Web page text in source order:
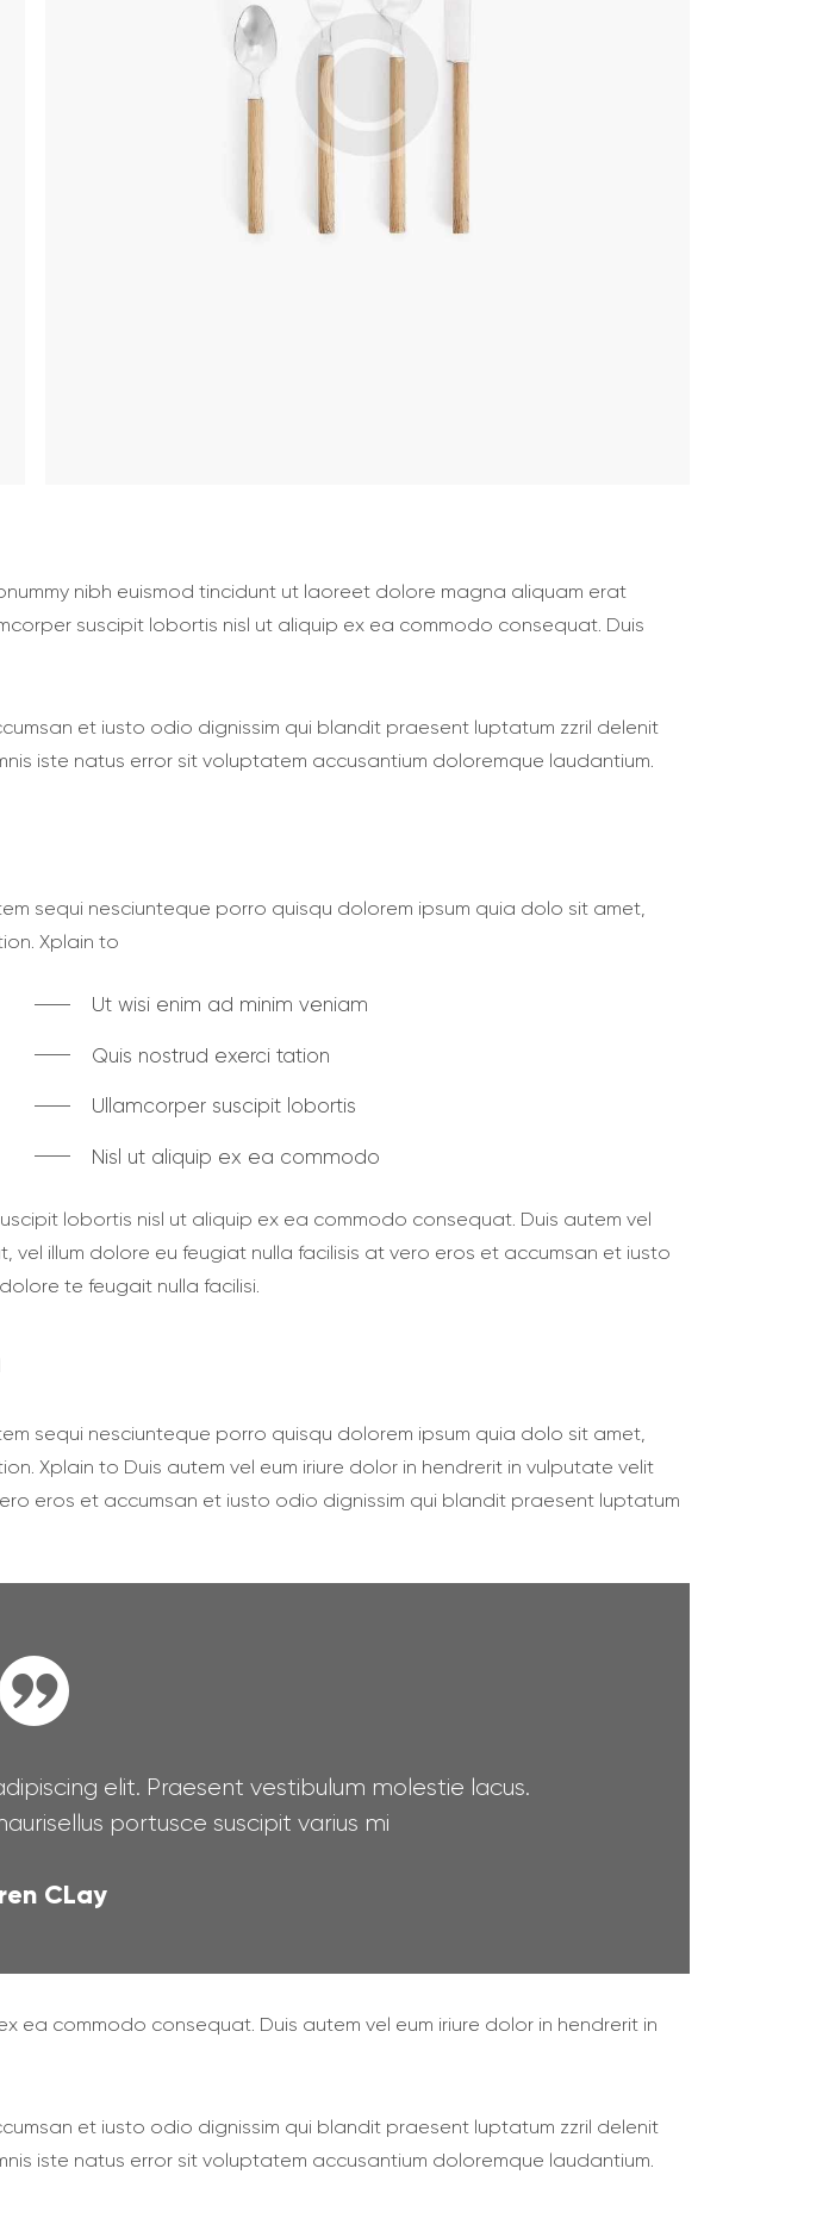
nibh euismod tincidunt ut laoreet dolore magna aliquam erat
suscipit lobortis nisl ut aliquip ex ea commodo consequat. Duis
et iusto odio dignissim qui blandit praesent luptatum zzril delenit
iste natus error sit voluptatem accusantium doloremque laudantium.
sequi nesciunteque porro quisqu dolorem ipsum quia dolo sit amet,
Xplain to
Ut wisi enim ad minim veniam
Quis nostrud exerci tation
Ullamcorper suscipit lobortis
Nisl ut aliquip ex ea commodo
lobortis nisl ut aliquip ex ea commodo consequat. Duis autem vel
illum dolore eu feugiat nulla facilisis at vero eros et accumsan et iusto
te feugait nulla facilisi.
sequi nesciunteque porro quisqu dolorem ipsum quia dolo sit amet,
Xplain to Duis autem vel eum iriure dolor in hendrerit in vulputate velit
eros et accumsan et iusto odio dignissim qui blandit praesent luptatum
elit. Praesent vestibulum molestie lacus.
portusce suscipit varius mi
CLay
ea commodo consequat. Duis autem vel eum iriure dolor in hendrerit in
et iusto odio dignissim qui blandit praesent luptatum zzril delenit
iste natus error sit voluptatem accusantium doloremque laudantium.